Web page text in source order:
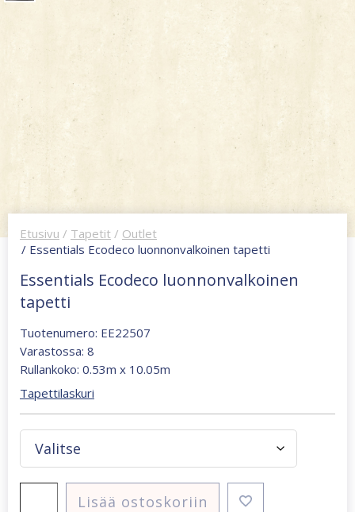
Etusivu / Tapetit / Outlet
/ Essentials Ecodeco luonnonvalkoinen tapetti
Essentials Ecodeco luonnonvalkoinen
tapetti
Tuotenumero: EE22507
Varastossa: 8
Rullankoko: 0.53m x 10.05m
Tapettilaskuri
Lisää ostoskoriin